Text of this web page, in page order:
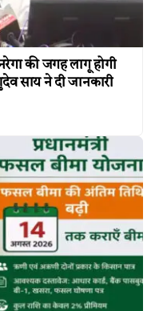
की जगह लागू होगी
साय ने दी जानकारी